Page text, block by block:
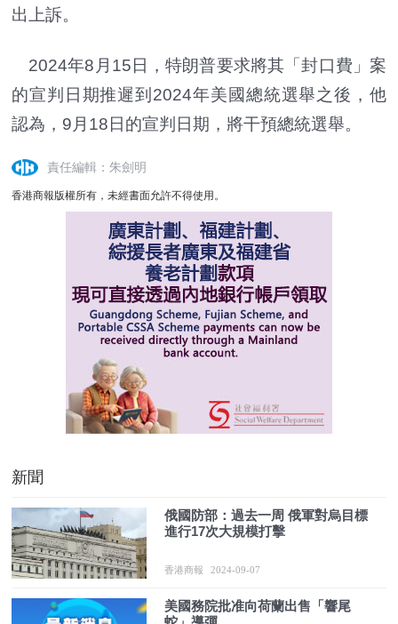
出上訴。
2024年8月15日，特朗普要求將其「封口費」案
的宣判日期推遲到2024年美國總統選舉之後，他
認為，9月18日的宣判日期，將干預總統選舉。
責任編輯：朱劍明
香港商報版權所有，未經書面允許不得使用。
新聞
俄國防部：過去一周 俄軍對烏目標
進行17次大規模打擊
香港商報 2024-09-07
美國務院批准向荷蘭出售「響尾